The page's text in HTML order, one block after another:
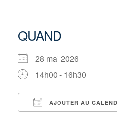
QUAND
28 mai 2026
14h00 - 16h30
AJOUTER AU